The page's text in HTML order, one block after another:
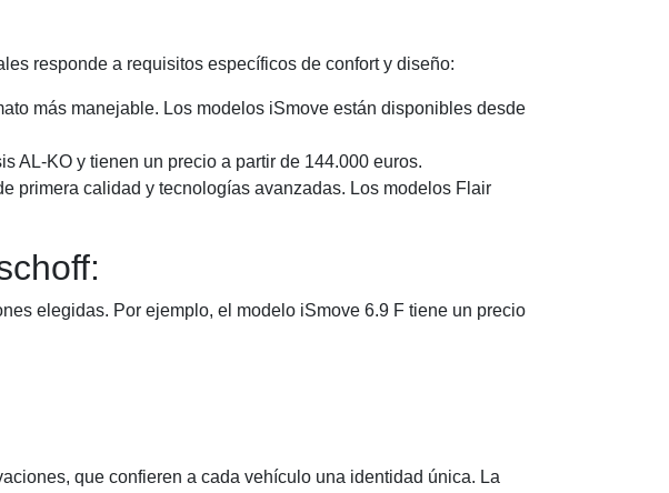
responde a requisitos específicos de confort y diseño:
más manejable. Los modelos iSmove están disponibles desde
AL-KO y tienen un precio a partir de 144.000 euros.
primera calidad y tecnologías avanzadas. Los modelos Flair
elegidas. Por ejemplo, el modelo iSmove 6.9 F tiene un precio
que confieren a cada vehículo una identidad única. La